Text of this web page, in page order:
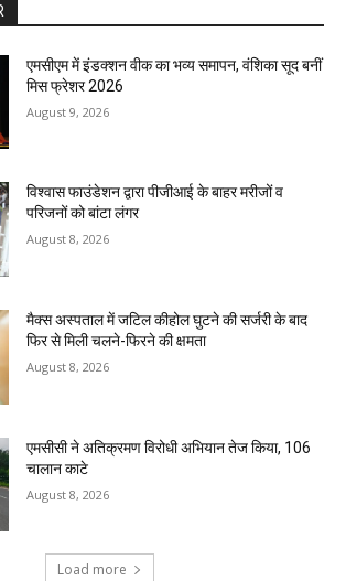
एमसीएम में इंडक्शन वीक का भव्य समापन, वंशिका सूद बनीं
मिस फ्रेशर 2026
August 9, 2026
विश्वास फाउंडेशन द्वारा पीजीआई के बाहर मरीजों व
परिजनों को बांटा लंगर
August 8, 2026
मैक्स अस्पताल में जटिल कीहोल घुटने की सर्जरी के बाद
फिर से मिली चलने-फिरने की क्षमता
August 8, 2026
एमसीसी ने अतिक्रमण विरोधी अभियान तेज किया, 106
चालान काटे
August 8, 2026
Load more